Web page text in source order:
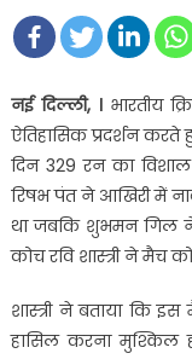
नई दिल्ली, । भारतीय
ऐतिहासिक प्रदर्शन
दिन 329 रन का
रिषभ पंत ने आखिरी में
था जबकि शुभमन गिल ने
कोच रवि शास्त्री ने मैच
शास्त्री ने बताया कि
हासिल करना मुश्किल